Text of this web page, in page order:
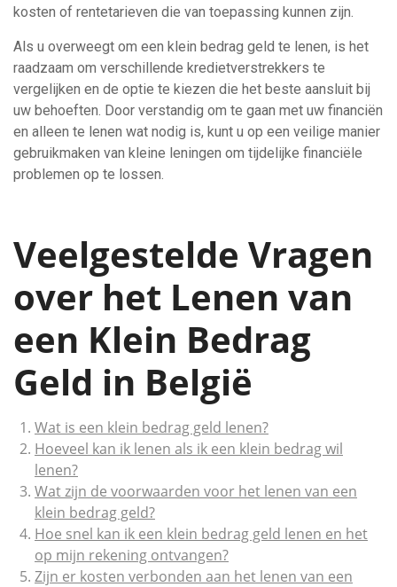
kosten of rentetarieven die van toepassing kunnen zijn.
Als u overweegt om een klein bedrag geld te lenen, is het
raadzaam om verschillende kredietverstrekkers te
vergelijken en de optie te kiezen die het beste aansluit bij
uw behoeften. Door verstandig om te gaan met uw financiën
en alleen te lenen wat nodig is, kunt u op een veilige manier
gebruikmaken van kleine leningen om tijdelijke financiële
problemen op te lossen.
Veelgestelde Vragen
over het Lenen van
een Klein Bedrag
Geld in België
Wat is een klein bedrag geld lenen?
Hoeveel kan ik lenen als ik een klein bedrag wil
lenen?
Wat zijn de voorwaarden voor het lenen van een
klein bedrag geld?
Hoe snel kan ik een klein bedrag geld lenen en het
op mijn rekening ontvangen?
Zijn er kosten verbonden aan het lenen van een